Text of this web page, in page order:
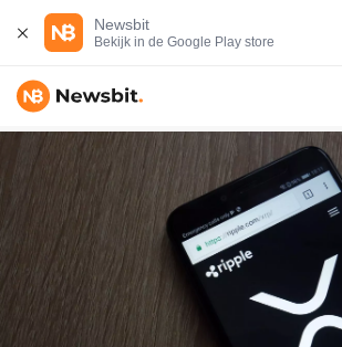
Newsbit
Bekijk in de Google Play store